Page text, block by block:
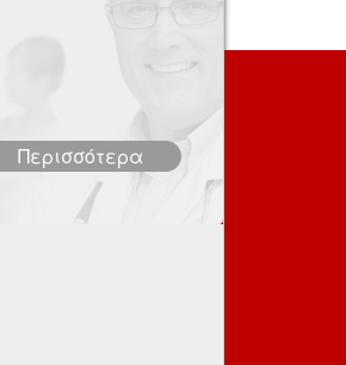
Περισσότερα